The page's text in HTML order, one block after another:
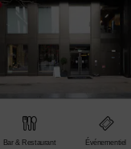
Bar & Restaurant Événementiel